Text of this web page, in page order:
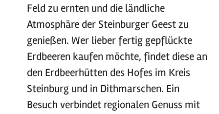
Feld zu ernten und die ländliche
Atmosphäre der Steinburger Geest zu
genießen. Wer lieber fertig gepflückte
Erdbeeren kaufen möchte, findet diese an
den Erdbeerhütten des Hofes im Kreis
Steinburg und in Dithmarschen. Ein
Besuch verbindet regionalen Genuss mit